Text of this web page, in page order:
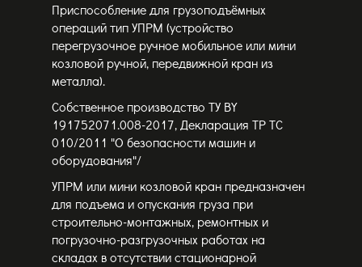
Приспособление для грузоподъёмных
операций тип УПРМ (устройство
перегрузочное ручное мобильное или мини
козловой ручной, передвижной кран из
металла).
Собственное производство ТУ BY
191752071.008-2017, Декларация ТР ТС
010/2011 "О безопасности машин и
оборудования"/
УПРМ или мини козловой кран предназначен
для подъема и опускания груза при
строительно-монтажных, ремонтных и
погрузочно-разгрузочных работах на
складах в отсутствии стационарной